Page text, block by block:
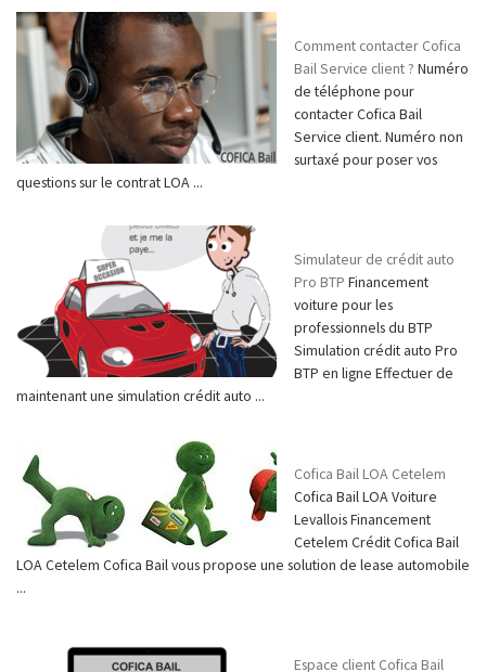
Comment contacter Cofica
Bail Service client ? Numéro
de téléphone pour
contacter Cofica Bail
Service client. Numéro non
surtaxé pour poser vos
questions sur le contrat LOA ...
Simulateur de crédit auto
Pro BTP Financement
voiture pour les
professionnels du BTP
Simulation crédit auto Pro
BTP en ligne Effectuer de
maintenant une simulation crédit auto ...
Cofica Bail LOA Cetelem
Cofica Bail LOA Voiture
Levallois Financement
Cetelem Crédit Cofica Bail
LOA Cetelem Cofica Bail vous propose une solution de lease automobile
...
Espace client Cofica Bail